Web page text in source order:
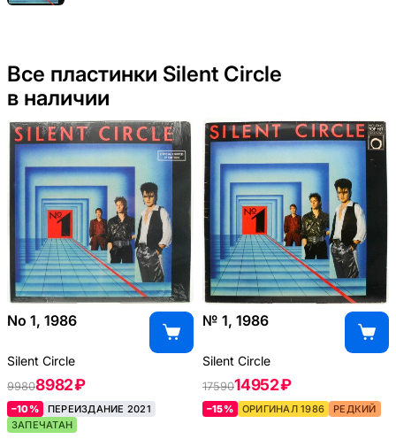
Все пластинки Silent Circle
в наличии
No 1, 1986
Silent Circle
99808982 ₽
–10%
ПЕРЕИЗДАНИЕ 2021
ЗАПЕЧАТАН
№ 1, 1986
Silent Circle
1759014952 ₽
–15% ОРИГИНАЛ 1986 РЕДКИЙ